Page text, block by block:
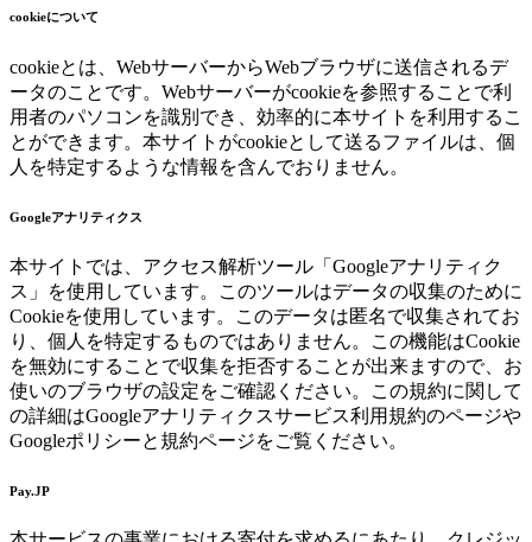
cookieについて
cookieとは、WebサーバーからWebブラウザに送信されるデ
ータのことです。Webサーバーがcookieを参照することで利
用者のパソコンを識別でき、効率的に本サイトを利用するこ
とができます。本サイトがcookieとして送るファイルは、個
人を特定するような情報を含んでおりません。
Googleアナリティクス
本サイトでは、アクセス解析ツール「Googleアナリティク
ス」を使用しています。このツールはデータの収集のために
Cookieを使用しています。このデータは匿名で収集されてお
り、個人を特定するものではありません。この機能はCookie
を無効にすることで収集を拒否することが出来ますので、お
使いのブラウザの設定をご確認ください。この規約に関して
の詳細はGoogleアナリティクスサービス利用規約のページや
Googleポリシーと規約ページをご覧ください。
Pay.JP